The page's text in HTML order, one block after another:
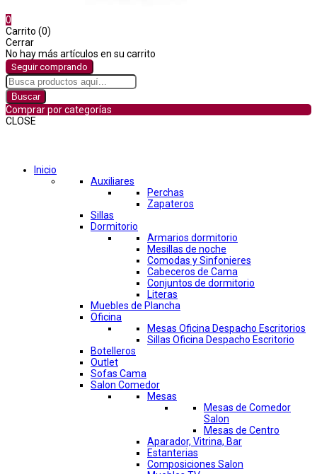
0
Carrito (0)
Cerrar
No hay más artículos en su carrito
Seguir comprando
Buscar
Comprar por categorías
CLOSE
Inicio
Auxiliares
Perchas
Zapateros
Sillas
Dormitorio
Armarios dormitorio
Mesillas de noche
Comodas y Sinfonieres
Cabeceros de Cama
Conjuntos de dormitorio
Literas
Muebles de Plancha
Oficina
Mesas Oficina Despacho Escritorios
Sillas Oficina Despacho Escritorio
Botelleros
Outlet
Sofas Cama
Salon Comedor
Mesas
Mesas de Comedor
Salon
Mesas de Centro
Aparador, Vitrina, Bar
Estanterias
Composiciones Salon